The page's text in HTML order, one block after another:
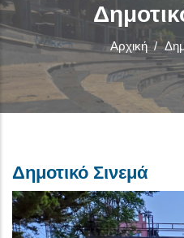
Αρχική /
Δημοτικό Σινεμά